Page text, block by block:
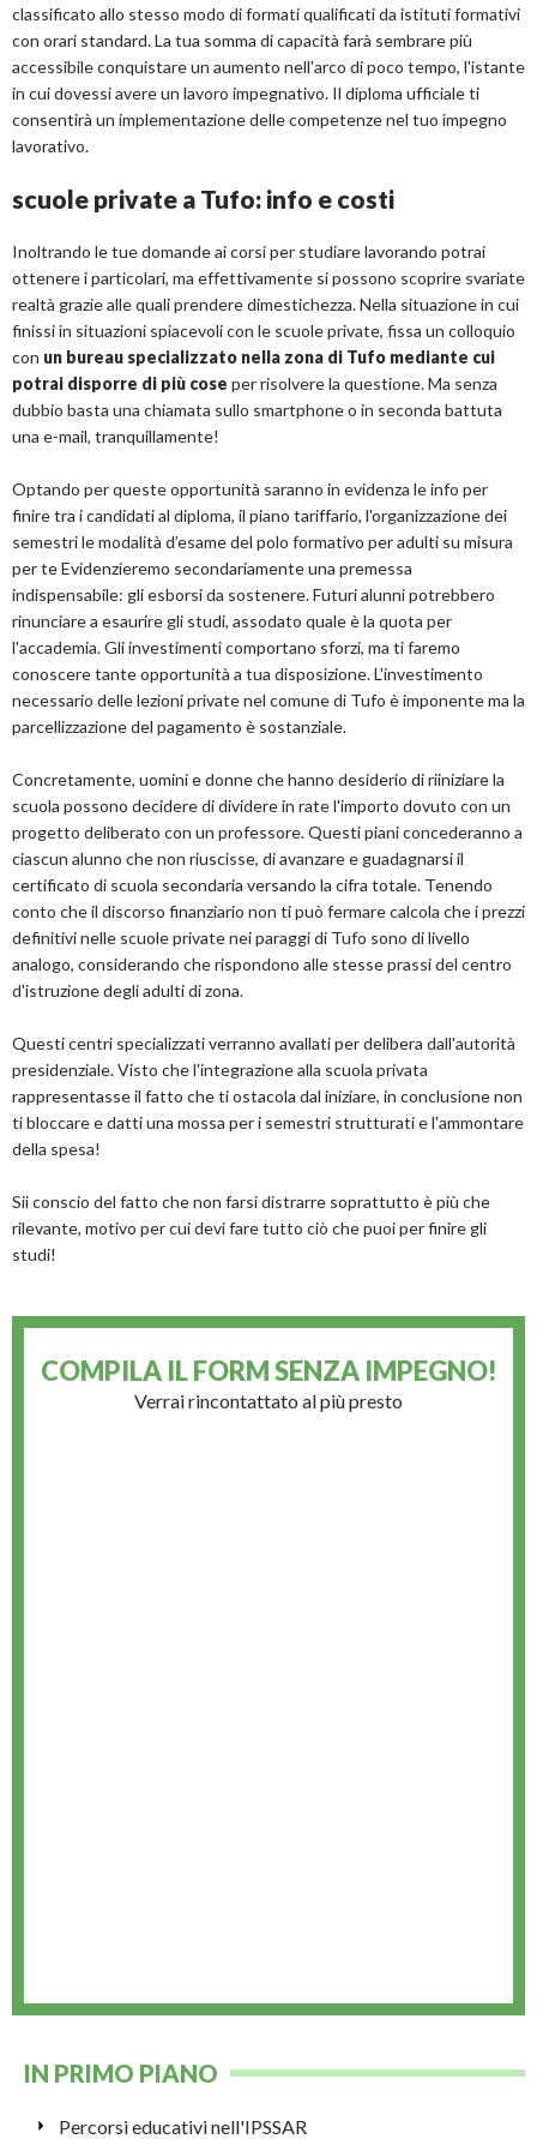
classificato allo stesso modo di formati qualificati da istituti formativi
con orari standard. La tua somma di capacità farà sembrare più
accessibile conquistare un aumento nell'arco di poco tempo, l'istante
in cui dovessi avere un lavoro impegnativo. Il diploma ufficiale ti
consentirà un implementazione delle competenze nel tuo impegno
lavorativo.
scuole private a Tufo: info e costi
Inoltrando le tue domande ai corsi per studiare lavorando potrai
ottenere i particolari, ma effettivamente si possono scoprire svariate
realtà grazie alle quali prendere dimestichezza. Nella situazione in cui
finissi in situazioni spiacevoli con le scuole private, fissa un colloquio
con un bureau specializzato nella zona di Tufo mediante cui
potrai disporre di più cose per risolvere la questione. Ma senza
dubbio basta una chiamata sullo smartphone o in seconda battuta
una e-mail, tranquillamente!
Optando per queste opportunità saranno in evidenza le info per
finire tra i candidati al diploma, il piano tariffario, l'organizzazione dei
semestri le modalità d’esame del polo formativo per adulti su misura
per te Evidenzieremo secondariamente una premessa
indispensabile: gli esborsi da sostenere. Futuri alunni potrebbero
rinunciare a esaurire gli studi, assodato quale è la quota per
l'accademia. Gli investimenti comportano sforzi, ma ti faremo
conoscere tante opportunità a tua disposizione. L'investimento
necessario delle lezioni private nel comune di Tufo è imponente ma la
parcellizzazione del pagamento è sostanziale.
Concretamente, uomini e donne che hanno desiderio di riiniziare la
scuola possono decidere di dividere in rate l'importo dovuto con un
progetto deliberato con un professore. Questi piani concederanno a
ciascun alunno che non riuscisse, di avanzare e guadagnarsi il
certificato di scuola secondaria versando la cifra totale. Tenendo
conto che il discorso finanziario non ti può fermare calcola che i prezzi
definitivi nelle scuole private nei paraggi di Tufo sono di livello
analogo, considerando che rispondono alle stesse prassi del centro
d'istruzione degli adulti di zona.
Questi centri specializzati verranno avallati per delibera dall'autorità
presidenziale. Visto che l'integrazione alla scuola privata
rappresentasse il fatto che ti ostacola dal iniziare, in conclusione non
ti bloccare e datti una mossa per i semestri strutturati e l'ammontare
della spesa!
Sii conscio del fatto che non farsi distrarre soprattutto è più che
rilevante, motivo per cui devi fare tutto ciò che puoi per finire gli
studi!
COMPILA IL FORMSENZA IMPEGNO!
Verrai rincontattato al più presto
IN PRIMO PIANO
Percorsi educativi nell'IPSSAR